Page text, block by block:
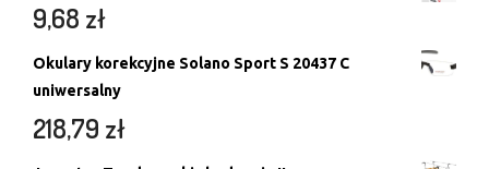
9,68 zł
Okulary korekcyjne Solano Sport S 20437 C
uniwersalny
218,79 zł